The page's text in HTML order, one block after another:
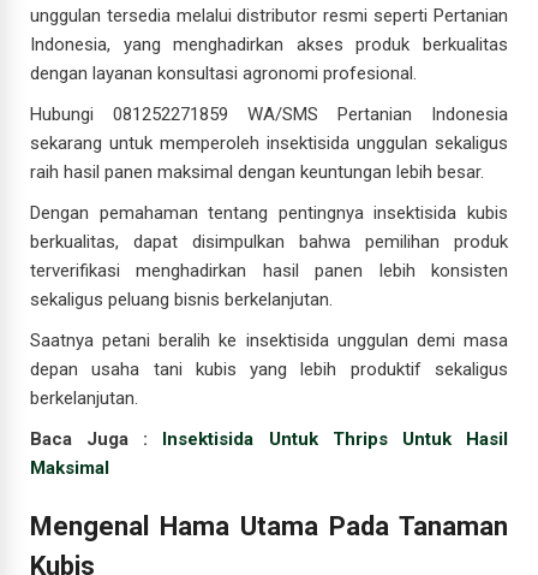
unggulan tersedia melalui distributor resmi seperti Pertanian
Indonesia, yang menghadirkan akses produk berkualitas
dengan layanan konsultasi agronomi profesional.
Hubungi 081252271859 WA/SMS Pertanian Indonesia
sekarang untuk memperoleh insektisida unggulan sekaligus
raih hasil panen maksimal dengan keuntungan lebih besar.
Dengan pemahaman tentang pentingnya insektisida kubis
berkualitas, dapat disimpulkan bahwa pemilihan produk
terverifikasi menghadirkan hasil panen lebih konsisten
sekaligus peluang bisnis berkelanjutan.
Saatnya petani beralih ke insektisida unggulan demi masa
depan usaha tani kubis yang lebih produktif sekaligus
berkelanjutan.
Baca Juga : Insektisida Untuk Thrips Untuk Hasil
Maksimal
Mengenal Hama Utama Pada Tanaman
Kubis